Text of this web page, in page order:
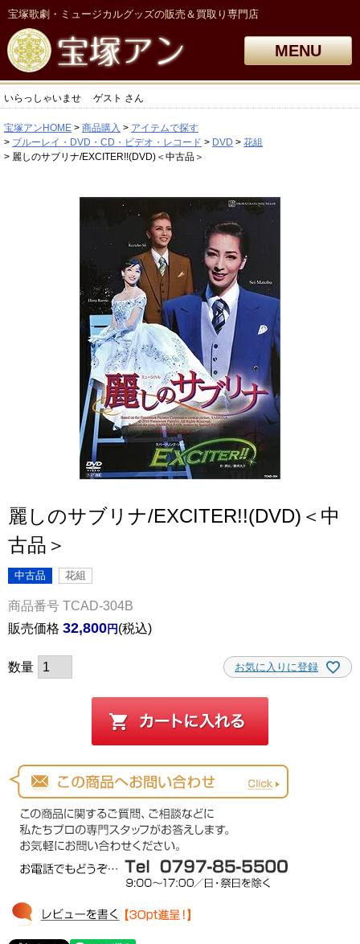
宝塚歌劇・ミュージカルグッズの販売＆買取り専門店
MENU
いらっしゃいませ ゲスト さん
宝塚アンHOME 商品購入
アイテムで探す
ブルーレイ・DVD・CD・ビデオ・レコード
DVD
花組
麗しのサブリナ/EXCITER!!(DVD)＜中古品＞
麗しのサブリナ/EXCITER!!(DVD)＜中
古品＞
中古品 花組
商品番号 TCAD-304B
販売価格 32,800 税込
お気に入りに登録